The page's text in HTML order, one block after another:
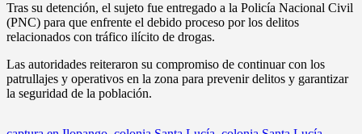
Tras su detención, el sujeto fue entregado a la Policía Nacional Civil
(PNC) para que enfrente el debido proceso por los delitos
relacionados con tráfico ilícito de drogas.
Las autoridades reiteraron su compromiso de continuar con los
patrullajes y operativos en la zona para prevenir delitos y garantizar
la seguridad de la población.